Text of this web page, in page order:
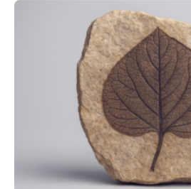
der Ruhr-Universität Bochum um
und Dr. Ismaila Francis Yusuf hat
unbekannten
peroxisomalen Proteintransports
Saccharomyces cerevisiae
Funktionsfähigkeit der
Studie wurde am 28. Oktober
Fachzeitschrift…